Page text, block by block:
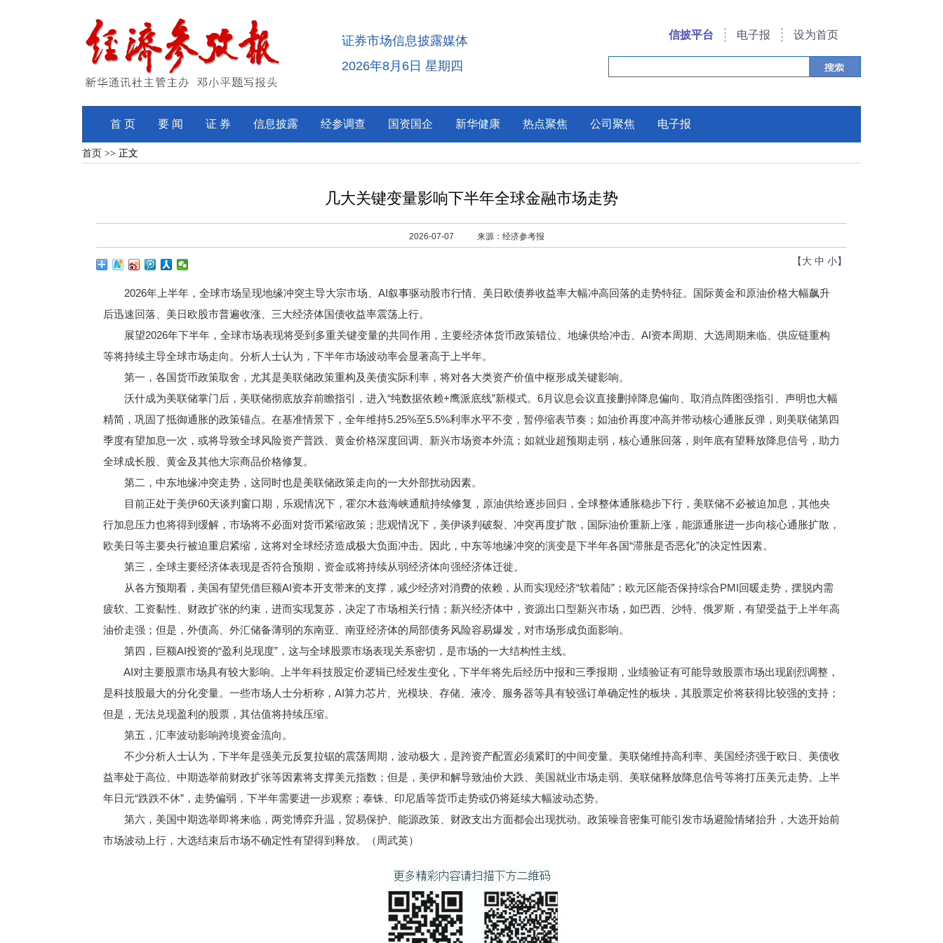
证券市场信息披露媒体
2026年8月6日 星期四
信披平台 电子报 设为首页
首 页 要 闻 证 券 信息披露 经参调查 国资国企 新华健康 热点聚焦 公司聚焦 电子报
首页 >> 正文
几大关键变量影响下半年全球金融市场走势
2026-07-07 来源：经济参考报
【 大 中 小】
2026年上半年，全球市场呈现地缘冲突主导大宗市场、AI叙事驱动股市行情、美日欧债券收益率大幅冲高回落的走势特征。国际黄金和原油价格大幅飙升
后迅速回落、美日欧股市普遍收涨、三大经济体国债收益率震荡上行。
展望2026年下半年，全球市场表现将受到多重关键变量的共同作用，主要经济体货币政策错位、地缘供给冲击、AI资本周期、大选周期来临、供应链重构
等将持续主导全球市场走向。分析人士认为，下半年市场波动率会显著高于上半年。
第一，各国货币政策取舍，尤其是美联储政策重构及美债实际利率，将对各大类资产价值中枢形成关键影响。
沃什成为美联储掌门后，美联储彻底放弃前瞻指引，进入“纯数据依赖+鹰派底线”新模式。6月议息会议直接删掉降息偏向、取消点阵图强指引、声明也大幅
精简，巩固了抵御通胀的政策锚点。在基准情景下，全年维持5.25%至5.5%利率水平不变，暂停缩表节奏；如油价再度冲高并带动核心通胀反弹，则美联储第四
季度有望加息一次，或将导致全球风险资产普跌、黄金价格深度回调、新兴市场资本外流；如就业超预期走弱，核心通胀回落，则年底有望释放降息信号，助力
全球成长股、黄金及其他大宗商品价格修复。
第二，中东地缘冲突走势，这同时也是美联储政策走向的一大外部扰动因素。
目前正处于美伊60天谈判窗口期，乐观情况下，霍尔木兹海峡通航持续修复，原油供给逐步回归，全球整体通胀稳步下行，美联储不必被迫加息，其他央
行加息压力也将得到缓解，市场将不必面对货币紧缩政策；悲观情况下，美伊谈判破裂、冲突再度扩散，国际油价重新上涨，能源通胀进一步向核心通胀扩散，
欧美日等主要央行被迫重启紧缩，这将对全球经济造成极大负面冲击。因此，中东等地缘冲突的演变是下半年各国“滞胀是否恶化”的决定性因素。
第三，全球主要经济体表现是否符合预期，资金或将持续从弱经济体向强经济体迁徙。
从各方预期看，美国有望凭借巨额AI资本开支带来的支撑，减少经济对消费的依赖，从而实现经济“软着陆”；欧元区能否保持综合PMI回暖走势，摆脱内需
疲软、工资黏性、财政扩张的约束，进而实现复苏，决定了市场相关行情；新兴经济体中，资源出口型新兴市场，如巴西、沙特、俄罗斯，有望受益于上半年高
油价走强；但是，外债高、外汇储备薄弱的东南亚、南亚经济体的局部债务风险容易爆发，对市场形成负面影响。
第四，巨额AI投资的“盈利兑现度”，这与全球股票市场表现关系密切，是市场的一大结构性主线。
AI对主要股票市场具有较大影响。上半年科技股定价逻辑已经发生变化，下半年将先后经历中报和三季报期，业绩验证有可能导致股票市场出现剧烈调整，
是科技股最大的分化变量。一些市场人士分析称，AI算力芯片、光模块、存储、液冷、服务器等具有较强订单确定性的板块，其股票定价将获得比较强的支持；
但是，无法兑现盈利的股票，其估值将持续压缩。
第五，汇率波动影响跨境资金流向。
不少分析人士认为，下半年是强美元反复拉锯的震荡周期，波动极大，是跨资产配置必须紧盯的中间变量。美联储维持高利率、美国经济强于欧日、美债收
益率处于高位、中期选举前财政扩张等因素将支撑美元指数；但是，美伊和解导致油价大跌、美国就业市场走弱、美联储释放降息信号等将打压美元走势。上半
年日元“跌跌不休”，走势偏弱，下半年需要进一步观察；泰铢、印尼盾等货币走势或仍将延续大幅波动态势。
第六，美国中期选举即将来临，两党博弈升温，贸易保护、能源政策、财政支出方面都会出现扰动。政策噪音密集可能引发市场避险情绪抬升，大选开始前
市场波动上行，大选结束后市场不确定性有望得到释放。（周武英）